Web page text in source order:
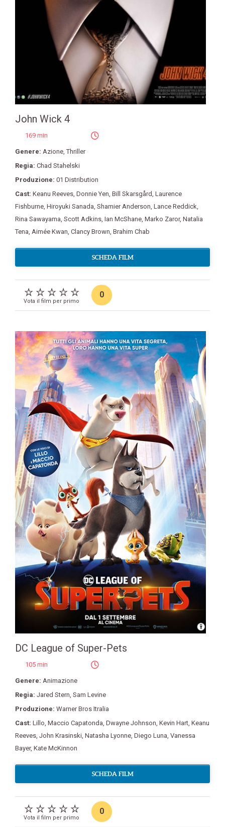
John Wick 4
169 min
Genere: Azione ,Thriller
Regia: Chad Stahelski
Produzione: 01 Distribution
Cast: Keanu Reeves Donnie Yen Bill Skarsgård Laurence
Fishburne Hiroyuki Sanada Shamier Anderson Lance Reddick
Rina Sawayama Scott Adkins Ian McShane Marko Zaror, Natalia
Tena Aimée Kwan Clancy Brown Brahim Chab
SCHEDA FILM
Vota il film per primo
0
DC League of Super-Pets
105 min
Genere: Animazione
Regia: Jared Stern Sam Levine
Produzione: Warner Bros Itralia
Cast: Lillo Maccio Capatonda Dwayne Johnson Kevin Hart Keanu
Reeves John Krasinski Natasha Lyonne Diego Luna Vanessa
Bayer, Kate McKinnon
SCHEDA FILM
Vota il film per primo
0